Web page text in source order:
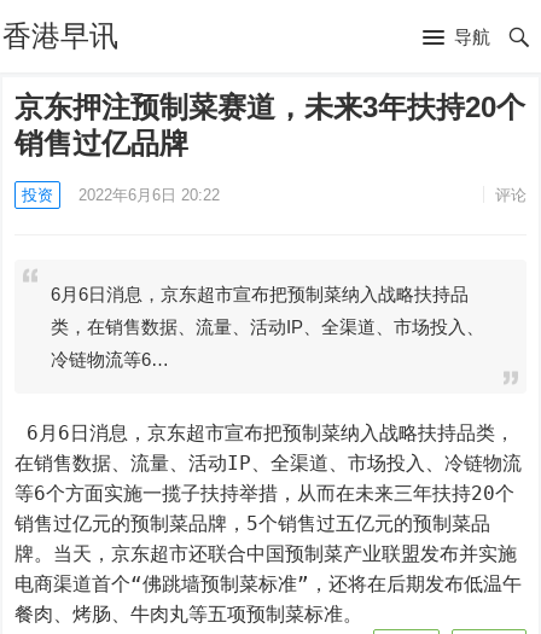
香港早讯 导航
京东押注预制菜赛道，未来3年扶持20个
销售过亿品牌
投资 2022年6月6日 20:22 评论
6月6日消息，京东超市宣布把预制菜纳入战略扶持品
类，在销售数据、流量、活动IP、全渠道、市场投入、
冷链物流等6…
在销售数据、流量、活动IP、全渠道、市场投入、冷链物流
等6个方面实施一揽子扶持举措，从而在未来三年扶持20个
销售过亿元的预制菜品牌，5个销售过五亿元的预制菜品
牌。当天，京东超市还联合中国预制菜产业联盟发布并实施
电商渠道首个“佛跳墙预制菜标准”，还将在后期发布低温午
餐肉、烤肠、牛肉丸等五项预制菜标准。